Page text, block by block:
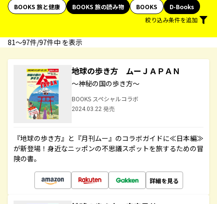
BOOKS 旅と健康
BOOKS 旅の読み物 BOOKS
D-Books
絞り込み条件を追加
81〜97件/97件中 を表示
地球の歩き方 ムーＪＡＰＡＮ
～神秘の国の歩き方～
BOOKS スペシャルコラボ
2024.03.22 発売
『地球の歩き方』と『月刊ムー』のコラボガイドに≪日本編≫
が新登場！身近なニッポンの不思議スポットを旅するための冒
険の書。
詳細を見る